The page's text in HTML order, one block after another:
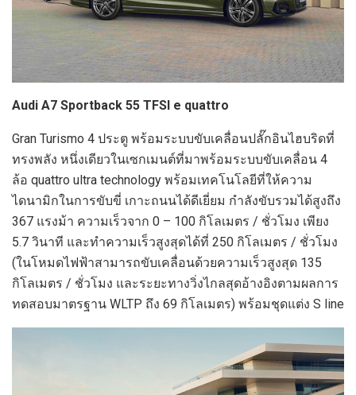
Audi A7 Sportback 55 TFSI e quattro
Gran Turismo 4 ประตู พร้อมระบบขับเคลื่อนปลั๊กอินไฮบริดที่
ทรงพลัง หนึ่งเดียวในเซกเมนต์ที่มาพร้อมระบบขับเคลื่อน 4
ล้อ quattro ultra technology พร้อมเทคโนโลยีที่ให้ความ
ไดนามิกในการขับขี่ เกาะถนนได้ดีเยี่ยม กำลังขับรวมได้สูงถึง
367 แรงม้า ความเร็วจาก 0 – 100 กิโลเมตร / ชั่วโมง เพียง
5.7 วินาที และทำความเร็วสูงสุดได้ที่ 250 กิโลเมตร / ชั่วโมง
(ในโหมดไฟฟ้าสามารถขับเคลื่อนด้วยความเร็วสูงสุด 135
กิโลเมตร / ชั่วโมง และระยะทางวิ่งไกลสุดอ้างอิงตามผลการ
ทดสอบมาตรฐาน WLTP ถึง 69 กิโลเมตร) พร้อมชุดแต่ง S line